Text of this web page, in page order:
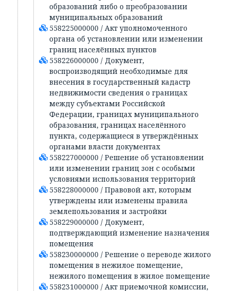
образований либо о преобразовании
муниципальных образований
558225000000 / Акт уполномоченного
органа об установлении или изменении
границ населённых пунктов
558226000000 / Документ,
воспроизводящий необходимые для
внесения в государственный кадастр
недвижимости сведения о границах
между субъектами Российской
Федерации, границах муниципального
образования, границах населённого
пункта, содержащиеся в утверждённых
органами власти документах
558227000000 / Решение об установлении
или изменении границ зон с особыми
условиями использования территорий
558228000000 / Правовой акт, которым
утверждены или изменены правила
землепользования и застройки
558229000000 / Документ,
подтверждающий изменение назначения
помещения
558230000000 / Решение о переводе жилого
помещения в нежилое помещение,
нежилого помещения в жилое помещение
558231000000 / Акт приемочной комиссии,